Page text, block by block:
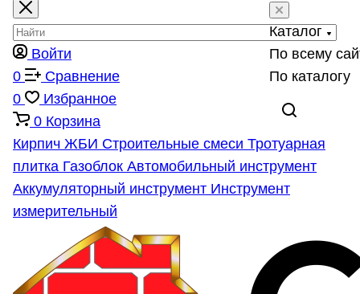
Каталог
По всему
По каталогу
Войти
0
Сравнение
0
Избранное
0 Корзина
Кирпич ЖБИ Строительные смеси Тротуарная
плитка Газоблок Автомобильный инструмент
Аккумуляторный инструмент Инструмент
измерительный